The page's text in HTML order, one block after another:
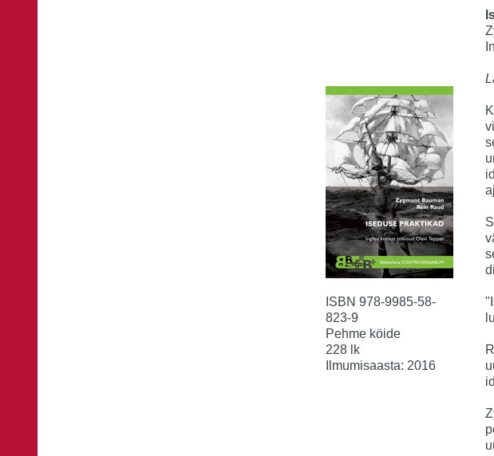
ISBN 978-9985-58-
823-9
Pehme köide
228 lk
Ilmumisaasta: 2016